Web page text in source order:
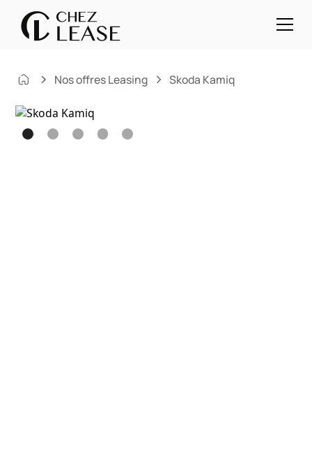
Nos offres Leasing Skoda Kamiq